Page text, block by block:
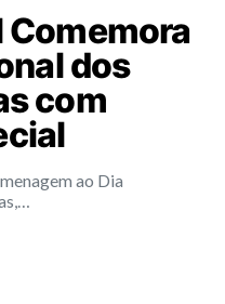
Comemora
dos
com
ao Dia